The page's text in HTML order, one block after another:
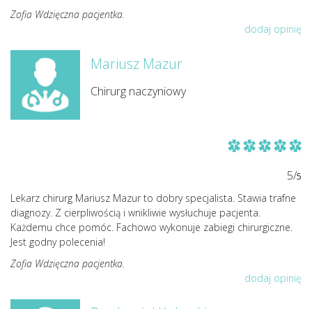
Zofia Wdzięczna pacjentka.
dodaj opinię
Mariusz Mazur
Chirurg naczyniowy
5/5
Lekarz chirurg Mariusz Mazur to dobry specjalista. Stawia trafne
diagnozy. Z cierpliwością i wnikliwie wysłuchuje pacjenta.
Każdemu chce pomóc. Fachowo wykonuje zabiegi chirurgiczne.
Jest godny polecenia!
Zofia Wdzięczna pacjentka.
dodaj opinię